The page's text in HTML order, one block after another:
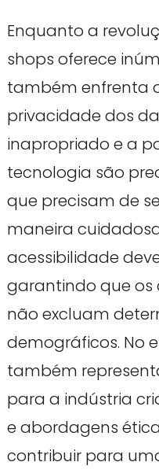
Enquanto a
shops oferece
também enfrenta
privacidade dos
inapropriado e a
tecnologia são
que precisam de
maneira
acessibilidade
garantindo que os
não excluam
demográficos. No
também
para a indústria
e abordagens
contribuir para